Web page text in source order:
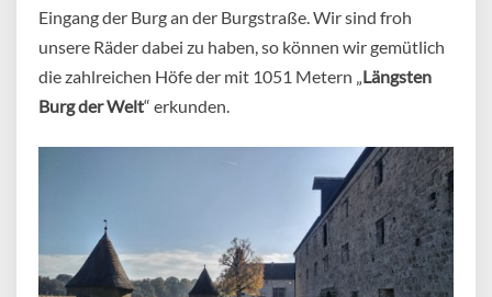
Eingang der Burg an der Burgstraße. Wir sind froh
unsere Räder dabei zu haben, so können wir gemütlich
die zahlreichen Höfe der mit 1051 Metern „Längsten
Burg der Welt“ erkunden.